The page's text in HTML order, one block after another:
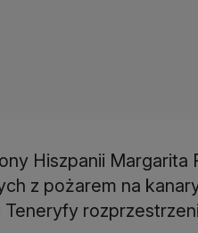
Hiszpanii Margarita
z pożarem na